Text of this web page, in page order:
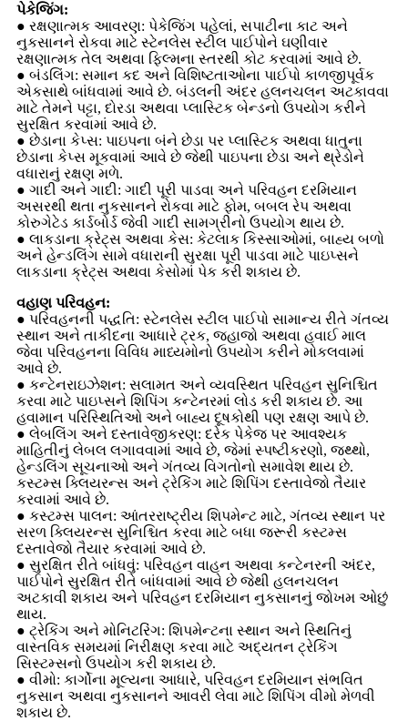
પેકેજિંગ:
● રક્ષણાત્મક આવરણ: પેકેજિંગ પહેલાં, સપાટીના કાટ અને
નુકસાનને રોકવા માટે સ્ટેનલેસ સ્ટીલ પાઈપોને ઘણીવાર
રક્ષણાત્મક તેલ અથવા ફિલ્મના સ્તરથી કોટ કરવામાં આવે છે.
● બંડલિંગ: સમાન કદ અને વિશિષ્ટતાઓના પાઈપો કાળજીપૂર્વક
એકસાથે બાંધવામાં આવે છે. બંડલની અંદર હલનચલન અટકાવવા
માટે તેમને પટ્ટા, દોરડા અથવા પ્લાસ્ટિક બેન્ડનો ઉપયોગ કરીને
સુરક્ષિત કરવામાં આવે છે.
● છેડાના કેપ્સ: પાઇપના બંને છેડા પર પ્લાસ્ટિક અથવા ધાતુના
છેડાના કેપ્સ મૂકવામાં આવે છે જેથી પાઇપના છેડા અને થ્રેડોને
વધારાનું રક્ષણ મળે.
● ગાદી અને ગાદી: ગાદી પૂરી પાડવા અને પરિવહન દરમિયાન
અસરથી થતા નુકસાનને રોકવા માટે ફોમ, બબલ રેપ અથવા
કોરુગેટેડ કાર્ડબોર્ડ જેવી ગાદી સામગ્રીનો ઉપયોગ થાય છે.
● લાકડાના ક્રેટ્સ અથવા કેસ: કેટલાક કિસ્સાઓમાં, બાહ્ય બળો
અને હેન્ડલિંગ સામે વધારાની સુરક્ષા પૂરી પાડવા માટે પાઇપ્સને
લાકડાના ક્રેટ્સ અથવા કેસોમાં પેક કરી શકાય છે.
વહાણ પરિવહન:
● પરિવહનની પદ્ધતિ: સ્ટેનલેસ સ્ટીલ પાઈપો સામાન્ય રીતે ગંતવ્ય
સ્થાન અને તાકીદના આધારે ટ્રક, જહાજો અથવા હવાઈ માલ
જેવા પરિવહનના વિવિધ માધ્યમોનો ઉપયોગ કરીને મોકલવામાં
આવે છે.
● કન્ટેનરાઇઝેશન: સલામત અને વ્યવસ્થિત પરિવહન સુનિશ્ચિત
કરવા માટે પાઇપ્સને શિપિંગ કન્ટેનરમાં લોડ કરી શકાય છે. આ
હવામાન પરિસ્થિતિઓ અને બાહ્ય દૂષકોથી પણ રક્ષણ આપે છે.
● લેબલિંગ અને દસ્તાવેજીકરણ: દરેક પેકેજ પર આવશ્યક
માહિતીનું લેબલ લગાવવામાં આવે છે, જેમાં સ્પષ્ટીકરણો, જથ્થો,
હેન્ડલિંગ સૂચનાઓ અને ગંતવ્ય વિગતોનો સમાવેશ થાય છે.
કસ્ટમ્સ ક્લિયરન્સ અને ટ્રેકિંગ માટે શિપિંગ દસ્તાવેજો તૈયાર
કરવામાં આવે છે.
● કસ્ટમ્સ પાલન: આંતરરાષ્ટ્રીય શિપમેન્ટ માટે, ગંતવ્ય સ્થાન પર
સરળ ક્લિયરન્સ સુનિશ્ચિત કરવા માટે બધા જરૂરી કસ્ટમ્સ
દસ્તાવેજો તૈયાર કરવામાં આવે છે.
● સુરક્ષિત રીતે બાંધવું: પરિવહન વાહન અથવા કન્ટેનરની અંદર,
પાઈપોને સુરક્ષિત રીતે બાંધવામાં આવે છે જેથી હલનચલન
અટકાવી શકાય અને પરિવહન દરમિયાન નુકસાનનું જોખમ ઓછું
થાય.
● ટ્રેકિંગ અને મોનિટરિંગ: શિપમેન્ટના સ્થાન અને સ્થિતિનું
વાસ્તવિક સમયમાં નિરીક્ષણ કરવા માટે અદ્યતન ટ્રેકિંગ
સિસ્ટમ્સનો ઉપયોગ કરી શકાય છે.
● વીમો: કાર્ગોના મૂલ્યના આધારે, પરિવહન દરમિયાન સંભવિત
નુકસાન અથવા નુકસાનને આવરી લેવા માટે શિપિંગ વીમો મેળવી
શકાય છે.